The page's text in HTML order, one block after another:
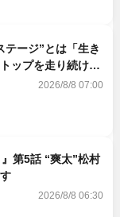
テージ”とは「生き
ップを走り続ける
2026/8/8 07:00
第5話 “爽太”松村
2026/8/8 06:30